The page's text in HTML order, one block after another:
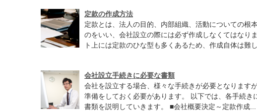
定款の作成方法
定款とは、法人の目的、内部組織、活動についての根
のをいい、会社設立の際には必ず作成しなくてはなり
ト上には定款のひな型も多くあるため、作成自体は難し
会社設立手続きに必要な書類
会社を設立する場合、様々な手続きが必要となります
準備をしておく必要があります。 以下では、各手続き
書類を説明していきます。 ■会社概要決定～定款作成...